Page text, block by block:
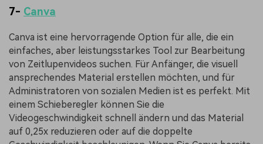
7- Canva
Canva ist eine hervorragende Option für alle, die ein
einfaches, aber leistungsstarkes Tool zur Bearbeitung
von Zeitlupenvideos suchen. Für Anfänger, die visuell
ansprechendes Material erstellen möchten, und für
Administratoren von sozialen Medien ist es perfekt. Mit
einem Schieberegler können Sie die
Videogeschwindigkeit schnell ändern und das Material
auf 0,25x reduzieren oder auf die doppelte